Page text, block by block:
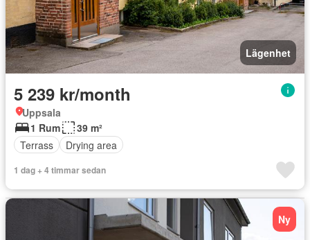
Lägenhet
5 239 kr/month
Uppsala
1 Rum
39 m²
Terrass
Drying area
1 dag + 4 timmar sedan
Ny